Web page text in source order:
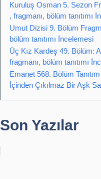
Kuruluş Osman 5. Sezon
, fragmanı, bölüm tanıtımı
Umut Dizisi 9. Bölüm
bölüm tanıtımı İncelemesi
Üç Kız Kardeş 49. Bölüm:
fragmanı, bölüm tanıtımı
Emanet 568. Bölüm
İçinden Çıkılmaz Bir Aşk
Son Yazılar